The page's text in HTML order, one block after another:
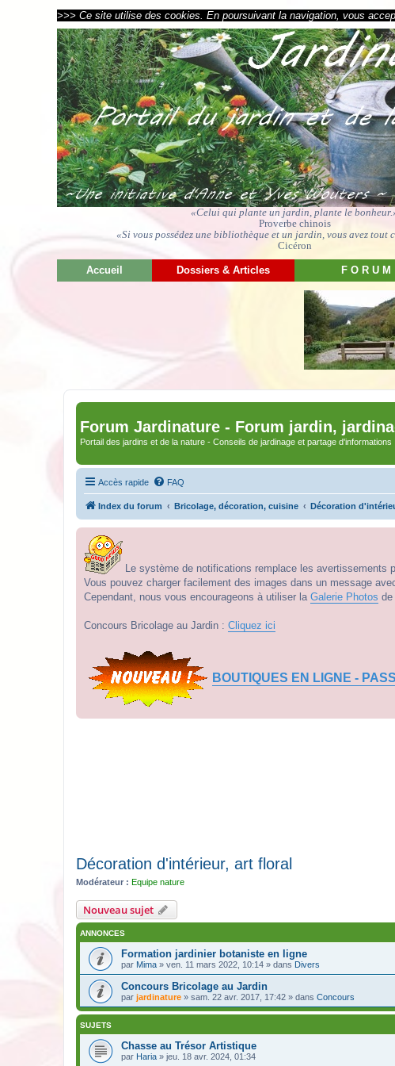
>>> Ce site utilise des cookies. En poursuivant la navigation, vous
«Celui qui plante un jardin, plante le
Proverbe chinois
«Si vous possédez une bibliothèque et un jardin, vous avez tout
Cicéron
Accueil Dossiers & Articles F O R U M
Forum Jardinature - Forum jardin,
Portail des jardins et de la nature - Conseils de jardinage et partage d'informations
Accès rapide FAQ
Index du forum Bricolage, décoration, cuisine Décoration
Le système de notifications remplace les avertissements
Vous pouvez charger facilement des images dans un message
Cependant, nous vous encourageons à utiliser la Galerie Photos de
Concours Bricolage au Jardin : Cliquez ici
BOUTIQUES EN LIGNE -
Décoration d'intérieur, art floral
Modérateur : Equipe nature
Nouveau sujet
ANNONCES
Formation jardinier botaniste en ligne
par Mima » ven. 11 mars 2022, 10:14 » dans Divers
Concours Bricolage au Jardin
par jardinature » sam. 22 avr. 2017, 17:42 » dans Concours
SUJETS
Chasse au Trésor Artistique
par Haria » jeu. 18 avr. 2024, 01:34